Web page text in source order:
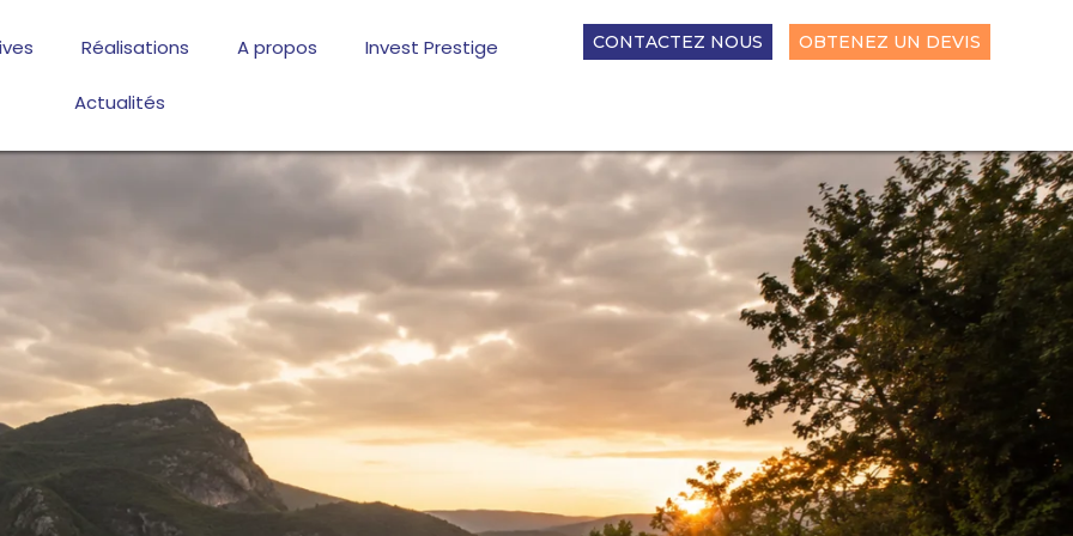
Réalisations A propos Invest Prestige
Actualités
CONTACTEZ NOUS OBTENEZ UN DEVIS